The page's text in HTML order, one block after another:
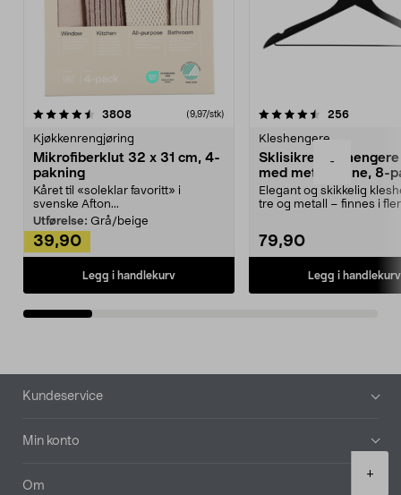
-
+
3808anmeldelser(9,97/stk)
Kjøkkenrengjøring
Mikrofiberklut 32 x 31 cm, 4-
pakning
Kåret til «soleklar favoritt» i
svenske Afton...
Utførelse: Grå/beige
39,90
Legg i handlekurv
4.5av 5 stjerner 256
Kleshengere
Sklisikre
med metallpinne, 8-
Elegant og skikkelig
tre og metall – finnes i
79,90
Legg i handlekurv
4.5av 5 stjerner
Bunntekst
Kundeservice
Min konto
Om